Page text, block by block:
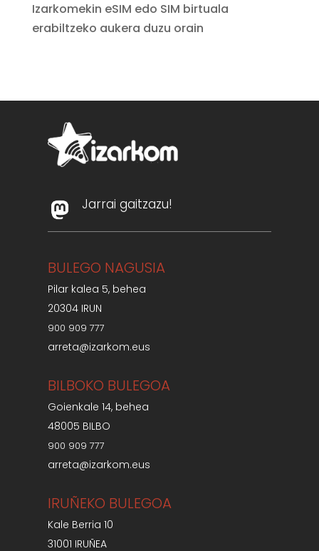
Izarkomekin eSIM edo SIM birtuala
erabiltzeko aukera duzu orain
Jarrai gaitzazu!
BULEGO NAGUSIA
Pilar kalea 5, behea
20304 IRUN
900 909 777
arreta@izarkom.eus
BILBOKO BULEGOA
Goienkale 14, behea
48005 BILBO
900 909 777
arreta@izarkom.eus
IRUÑEKO BULEGOA
Kale Berria 10
31001 IRUÑEA